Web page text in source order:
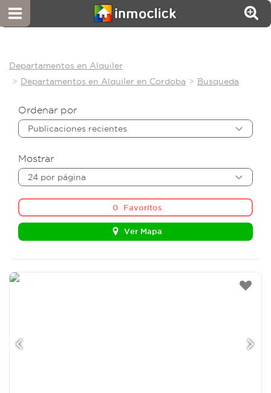
Departamentos en Alquiler
Departamentos en Alquiler en Cordoba
Busqueda
Ordenar por
Publicaciones recientes
Mostrar
24 por página
0 Favoritos
Ver Mapa